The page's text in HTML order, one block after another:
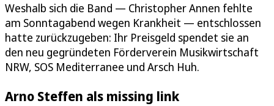
Weshalb sich die Band — Christopher Annen fehlte
am Sonntagabend wegen Krankheit — entschlossen
hatte zurückzugeben: Ihr Preisgeld spendet sie an
den neu gegründeten Förderverein Musikwirtschaft
NRW, SOS Mediterranee und Arsch Huh.
Arno Steffen als missing link